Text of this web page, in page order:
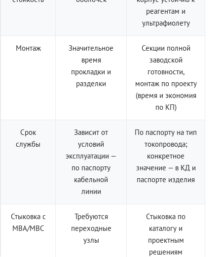
реагентам и
ультрафиолету
Монтаж
Значительное
время
прокладки и
разделки
Секции полной
заводской
готовности,
монтаж по проекту
(время и экономия
по КП)
Срок
службы
Зависит от
условий
эксплуатации —
по паспорту
кабельной
линии
По паспорту на тип
токопровода;
конкретное
значение — в КД и
паспорте изделия
Стыковка с
МВА/МВС
Требуются
переходные
узлы
Стыковка по
каталогу и
проектным
решениям